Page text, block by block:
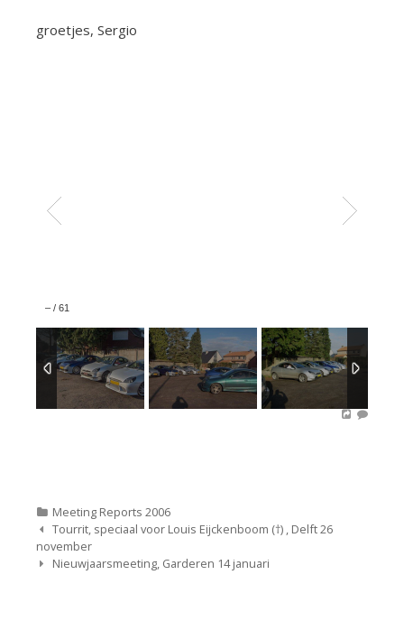
groetjes, Sergio
– / 61
Categorieën
Meeting Reports 2006
Bericht
navigatie
Tourrit, speciaal voor Louis Eijckenboom (†) , Delft 26
november
Nieuwjaarsmeeting, Garderen 14 januari